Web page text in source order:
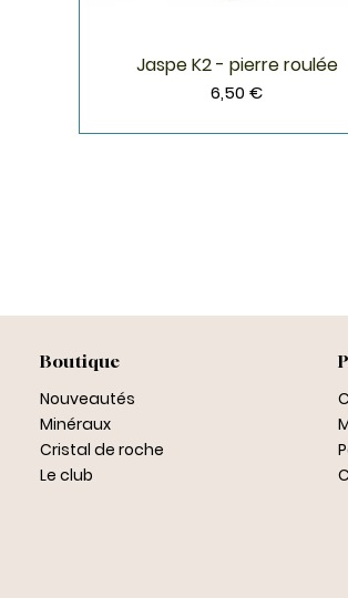
Aperçu rapide
Jaspe K2 - pierre roulée
Prix
6,50 €
Boutique
Nouveautés
Minéraux
Cristal de roche
Le club